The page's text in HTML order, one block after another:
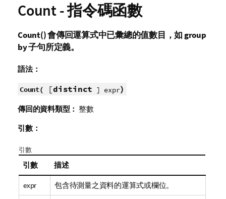
Count - 指令碼函數
Count()會傳回運算式中已彙總的值數目，如group
by子句所定義。
語法：
Count( [distinct ] expr)
傳回的資料類型： 整數
引數：
引數
引數 描述
expr 包含待測量之資料的運算式或欄位。